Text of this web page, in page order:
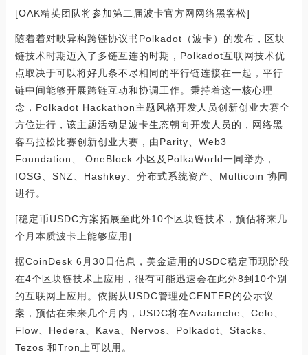
[OAK精英团队将参加第二届波卡官方网网络黑客松]
随着着对映异构跨链协议书Polkadot（波卡）的发布，区块
链技术时期迈入了多链互连的时期，Polkadot互联网技术优
点取决于可以将好几条不尽相同的平行链连接在一起，平行
链中间能够开展跨链互动和协调工作。秉持着这一核心理
念，Polkadot Hackathon主题风格开发人员创新创业大赛全
方位进行，该主题活动是波卡生态朝向开发人员的，网络黑
客马拉松比赛创新创业大赛，由Parity、Web3
Foundation、 OneBlock 小区及PolkaWorld一同举办，
IOSG、SNZ、Hashkey、分布式系统资产、Multicoin 协同
进行。
[稳定币USDC方案拓展至此外10个区块链技术，预估将来几
个月本质波卡上能够应用]
据CoinDesk 6月30日信息，美金适用的USDC稳定币现阶段
在4个区块链技术上应用，很有可能迅速会在此外8到10个别
的互联网上应用。依据从USDC管理处CENTER的公示议
案，预估在未来几个月内，USDC将在Avalanche、Celo、
Flow、Hedera、Kava、Nervos、Polkadot、Stacks、
Tezos 和Tron上可以用。